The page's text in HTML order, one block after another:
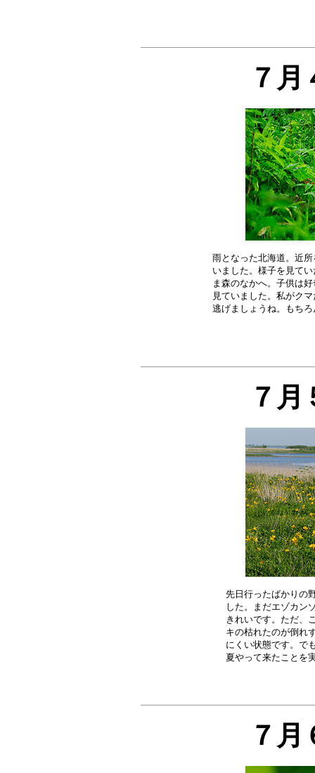
７
雨となった北海道。近
いました。様子を見て
ま森のなかへ。子供は
見ていました。私がク
７
先日行ったばかりの
した。まだエゾカン
きれいです。ただ、
キの枯れたのが倒れ
にくい状態です。で
夏やって来た
７